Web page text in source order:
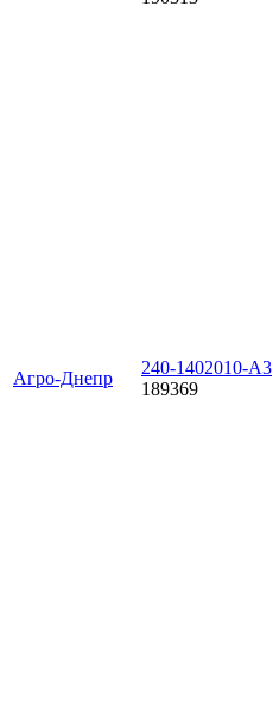
Агро-Днепр
240-1402010-А3
189369